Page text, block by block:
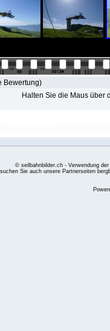
Bewertung)
Halten Sie die Maus über
© seilbahnbilder.ch - Verwendung
Sie auch unsere Partnerseiten